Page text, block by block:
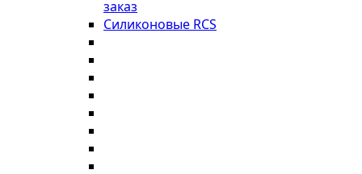
заказ
Силиконовые RCS